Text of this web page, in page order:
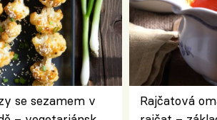
se sezamem v
Rajčatová